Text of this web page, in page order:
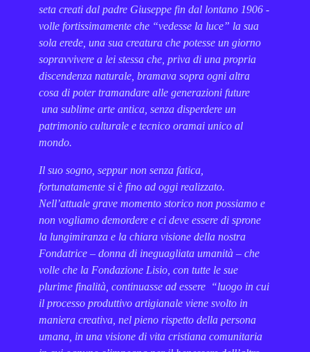
seta creati dal padre Giuseppe fin dal lontano 1906 -
volle fortissimamente che “vedesse la luce” la sua
sola erede, una sua creatura che potesse un giorno
sopravvivere a lei stessa che, priva di una propria
discendenza naturale, bramava sopra ogni altra
cosa di poter tramandare alle generazioni future
una sublime arte antica, senza disperdere un
patrimonio culturale e tecnico oramai unico al
mondo.
Il suo sogno, seppur non senza fatica,
fortunatamente si è fino ad oggi realizzato.
Nell’attuale grave momento storico non possiamo e
non vogliamo demordere e ci deve essere di sprone
la lungimiranza e la chiara visione della nostra
Fondatrice – donna di ineguagliata umanità – che
volle che la Fondazione Lisio, con tutte le sue
plurime finalità, continuasse ad essere “luogo in cui
il processo produttivo artigianale viene svolto in
maniera creativa, nel pieno rispetto della persona
umana, in una visione di vita cristiana comunitaria